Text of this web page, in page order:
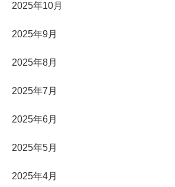
2025年10月
2025年9月
2025年8月
2025年7月
2025年6月
2025年5月
2025年4月